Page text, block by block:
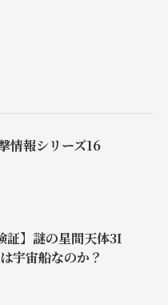
情報シリーズ16
証】謎の星間天体3I
宇宙船なのか？